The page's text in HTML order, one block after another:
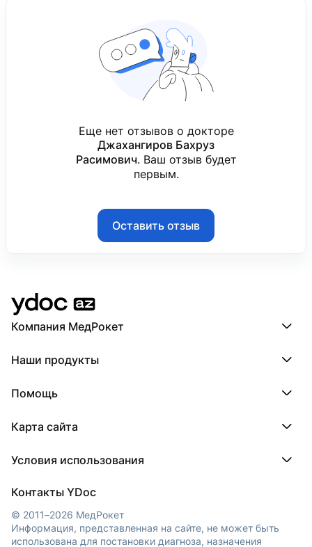
Еще нет отзывов о докторе
Джахангиров Бахруз
Расимович. Ваш отзыв будет
первым.
Оставить отзыв
Компания МедРокет
О YDoc
Наши продукты
ПроТаблетки
МедТочка
Помощь
Регистрация врача
Карта сайта
Регионы
Клиники
Условия использования
Обработка персональных данных
Контакты YDoc
© 2011–2026 МедРокет
Информация, представленная на сайте, не может быть
использована для постановки диагноза, назначения